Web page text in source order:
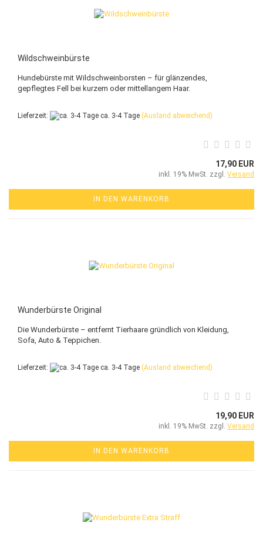
Wildschweinbürste
Hundebürste mit Wildschweinborsten – für glänzendes,
gepflegtes Fell bei kurzem oder mittellangem Haar.
Lieferzeit: ca. 3-4 Tage (Ausland abweichend)
17,90 EUR
inkl. 19% MwSt. zzgl. Versand
IN DEN WARENKORB
Wunderbürste Original
Die Wunderbürste – entfernt Tierhaare gründlich von Kleidung,
Sofa, Auto & Teppichen.
Lieferzeit: ca. 3-4 Tage (Ausland abweichend)
19,90 EUR
inkl. 19% MwSt. zzgl. Versand
IN DEN WARENKORB